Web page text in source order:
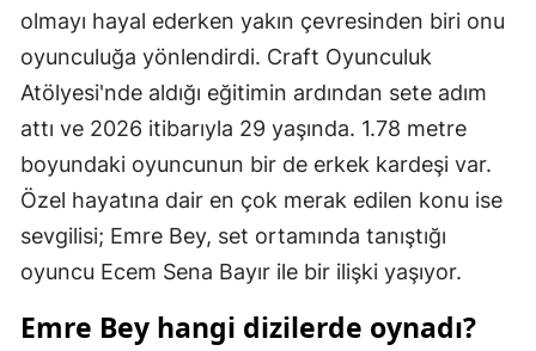
Sakarya
Samsun
Siirt
Sinop
Sivas
Tekirdağ
Tokat
olmayı hayal ederken yakın çevresinden biri onu
oyunculuğa yönlendirdi. Craft Oyunculuk
Atölyesi'nde aldığı eğitimin ardından sete adım
attı ve 2026 itibarıyla 29 yaşında. 1.78 metre
boyundaki oyuncunun bir de erkek kardeşi var.
Özel hayatına dair en çok merak edilen konu ise
sevgilisi; Emre Bey, set ortamında tanıştığı
oyuncu Ecem Sena Bayır ile bir ilişki yaşıyor.
Emre Bey hangi dizilerde oynadı?